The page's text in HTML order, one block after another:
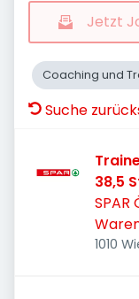
Jetzt
Coaching und
Suche
38,5
1010